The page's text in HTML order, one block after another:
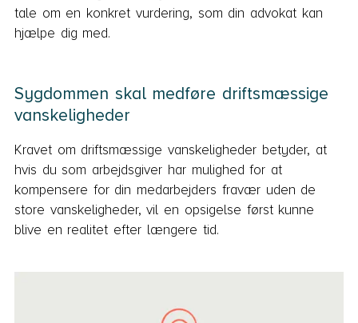
tale om en konkret vurdering, som din advokat kan
hjælpe dig med.
Sygdommen skal medføre driftsmæssige
vanskeligheder
Kravet om driftsmæssige vanskeligheder betyder, at
hvis du som arbejdsgiver har mulighed for at
kompensere for din medarbejders fravær uden de
store vanskeligheder, vil en opsigelse først kunne
blive en realitet efter længere tid.